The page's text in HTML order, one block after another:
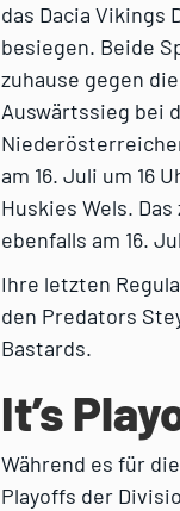
das Dacia Vikings
besiegen. Beide
zuhause gegen
Auswärtssieg bei
am 16. Juli um 16
Huskies Wels.
ebenfalls am 16.
Ihre letzten
den Predators
Bastards.
It’s
Während es für
Playoffs der